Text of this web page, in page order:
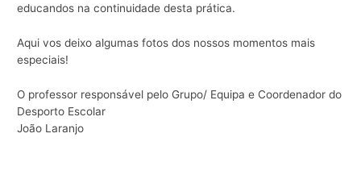
educandos na continuidade desta prática.
Aqui vos deixo algumas fotos dos nossos momentos mais
especiais!
O professor responsável pelo Grupo/ Equipa e Coordenador do
Desporto Escolar
João Laranjo